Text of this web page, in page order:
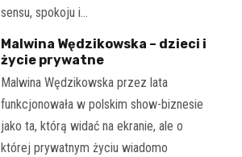
sensu, spokoju i…
Malwina Wędzikowska – dzieci i
życie prywatne
Malwina Wędzikowska przez lata
funkcjonowała w polskim show-biznesie
jako ta, którą widać na ekranie, ale o
której prywatnym życiu wiadomo